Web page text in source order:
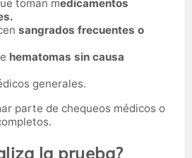
toman medicamentos
sangrados frecuentes o
hematomas sin causa
generales.
parte de chequeos médicos o
la prueba?